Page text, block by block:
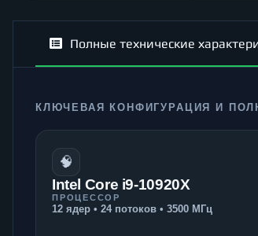
Полные технические
КЛЮЧЕВАЯ КОНФИГУРАЦИЯ И
🧠
Intel Core i9-10920X
ПРОЦЕССОР
12 ядер • 24 потоков • 3500 МГц